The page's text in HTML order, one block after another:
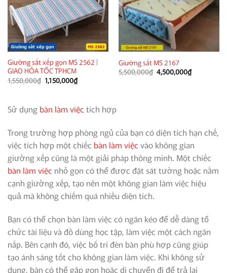
Giường sắt xếp gọn MS 2562 |
GIAO HỎA TỐC TPHCM
1,550,000₫ Giá
gốc
1,150,000₫Giá
hiện
1,150,000₫.
Giường sắt MS 2167
5,500,000₫ Giá
gốc
4,500,000₫Giá
hiện
Sử dụng bàn làm việctích hợp
Trong trường hợp phòng ngủ của bạn có diện tích hạn chế,
việc tích hợp một chiếc bàn làm việcvào không gian
giường xếp cũng là một giải pháp thông minh. Một chiếc
bàn làm việc nhỏ gọn có thể được đặt sát tường hoặc nằm
cạnh giường xếp, tạo nên một không gian làm việc hiệu
quả mà không chiếm quá nhiều diện tích.
Bạn có thể chọn bàn làm việc có ngăn kéo để dễ dàng tổ
chức tài liệu và đồ dùng học tập, làm việc một cách ngăn
nắp. Bên cạnh đó, việc bố trí đèn bàn phù hợp cũng giúp
tạo ánh sáng tốt cho không gian làm việc. Khi không sử
dụng, bàn có thể gập gọn hoặc di chuyển đi để trả lại